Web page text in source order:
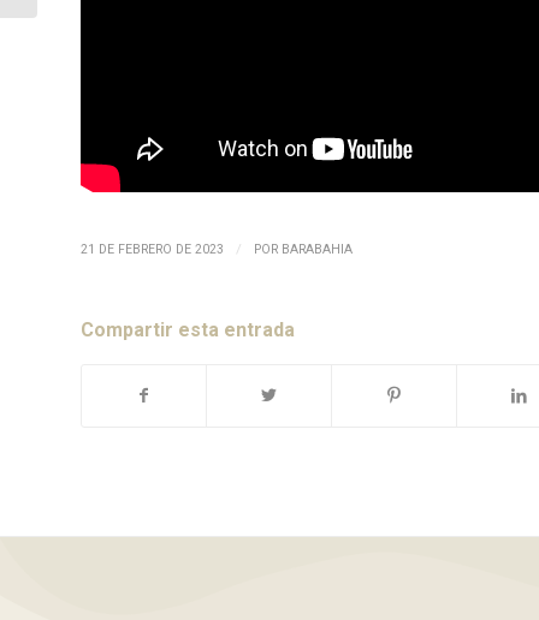
21 DE FEBRERO DE 2023 / POR BARABAHIA
Compartir esta entrada